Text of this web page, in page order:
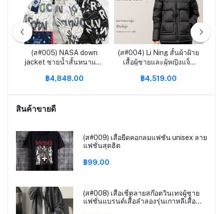
(ส#005) NASA down
jacket ชายน้ำสั้นหนาแนว
หนาวชายเสื้อเยาวชน
฿4,848.00
(ส#004) Li Ning สั้นผ้าฝ้าย
เสื้อผู้ชายและผู้หญิงแจ็ค
หนาอบอุ่น hooded
฿4,519.00
สินค้าขายดี
(ส#009) เสื้อยืดคอกลมแฟชั่น unisex ลาย
แฟชั่นสุดฮิต
฿99.00
(ส#008) เสื้อเชิ้ตลายสก๊อตวินเทจผู้ชาย
แฟชั่นแบรนด์เสื้อลําลองรุ่นเกาหลีเสื้อ